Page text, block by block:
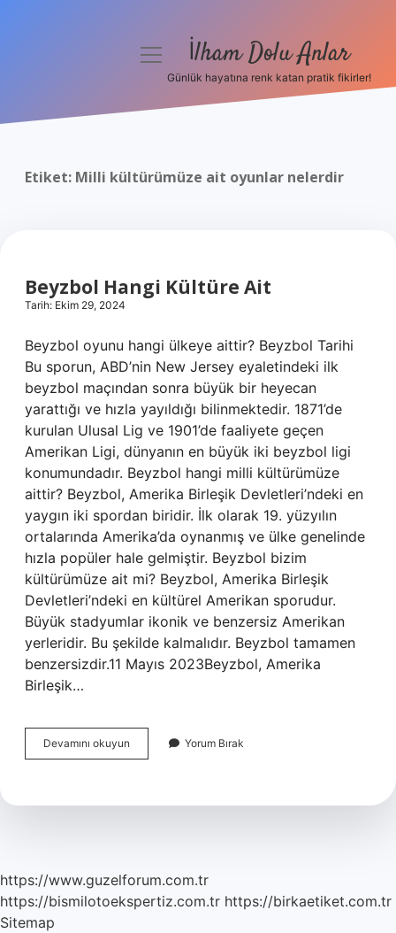
menüyü İlham Dolu Anlar
Günlük hayatına renk katan pratik fikirler!
Etiket: Milli kültürümüze ait oyunlar nelerdir
Beyzbol Hangi Kültüre Ait
Tarih: Ekim 29, 2024
Beyzbol oyunu hangi ülkeye aittir? Beyzbol Tarihi
Bu sporun, ABD’nin New Jersey eyaletindeki ilk
beyzbol maçından sonra büyük bir heyecan
yarattığı ve hızla yayıldığı bilinmektedir. 1871’de
kurulan Ulusal Lig ve 1901’de faaliyete geçen
Amerikan Ligi, dünyanın en büyük iki beyzbol ligi
konumundadır. Beyzbol hangi milli kültürümüze
aittir? Beyzbol, Amerika Birleşik Devletleri’ndeki en
yaygın iki spordan biridir. İlk olarak 19. yüzyılın
ortalarında Amerika’da oynanmış ve ülke genelinde
hızla popüler hale gelmiştir. Beyzbol bizim
kültürümüze ait mi? Beyzbol, Amerika Birleşik
Devletleri’ndeki en kültürel Amerikan sporudur.
Büyük stadyumlar ikonik ve benzersiz Amerikan
yerleridir. Bu şekilde kalmalıdır. Beyzbol tamamen
benzersizdir.11 Mayıs 2023Beyzbol, Amerika
Birleşik…
Devamını okuyun Beyzbol
Hangi
Yorum Bırak
https://www.guzelforum.com.tr
https://bismilotoekspertiz.com.tr https://birkaetiket.com.tr
Sitemap